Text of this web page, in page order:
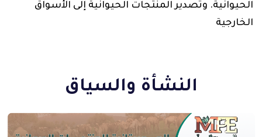
الحيوانية. وتصدير المنتجات الحيوانية إلى الأسواق
الخارجية
النشأة والسياق